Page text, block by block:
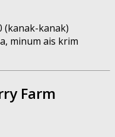
(kanak-kanak)
minum ais krim
Farm